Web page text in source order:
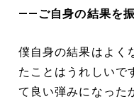
――ご自身の結果を
僕自身の結果はよく
たことはうれしいで
て良い弾みになった